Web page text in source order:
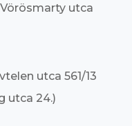
utca
utca 561/13
utca 24.)